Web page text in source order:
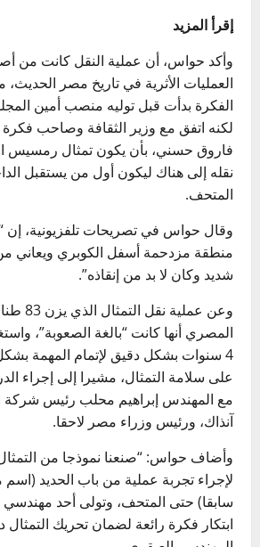
إقرأ المزيد
وأكد حواس، أن عملية النقل كانت من
العمليات الأثرية في تاريخ مصر الحديث،
الفكرة بدأت قبل توليه منصب أمين
لكنه اتفق مع وزير الثقافة وصاحب
فاروق حسني، بأن يكون تمثال رمسيس
نقله إلى هناك ليكون أول من يستقبل
المتحف.
وقال حواس في تصريحات تلفزيونية، إن
منطقة مزدحمة أسفل الكوبري ويعاني
شديد وكان لا بد من إنقاذه”.
وعن
المصري أنها كانت “بالغة الصعوبة”،
4 سنوات بشكل دقيق لإتمام المهمة
على سلامة التمثال، مشيرا إلى إجراء
مع المهندس إبراهيم محلب رئيس شركة
آنذاك، ورئيس وزراء مصر لاحقا.
وأضاف حواس: “صنعنا نموذجا من
لإجراء تجربة عملية من باب الحديد
سابقا) حتى المتحف، وتولى أحد
ابتكار فكرة رائعة لضمان تحريك